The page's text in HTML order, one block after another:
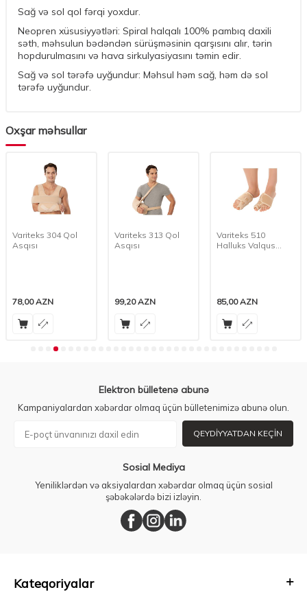
Sağ və sol qol fərqi yoxdur.
Neopren xüsusiyyətləri: Spiral halqalı 100% pambıq daxili
səth, məhsulun bədəndən sürüşməsinin qarşısını alır, tərin
hopdurulmasını və hava sirkulyasiyasını təmin edir.
Sağ və sol tərəfə uyğundur: Məhsul həm sağ, həm də sol
tərəfə uyğundur.
Oxşar məhsullar
Variteks 304 Qol
Asqısı
78,00AZN
Variteks 313 Qol
Asqısı
99,20AZN
Variteks 510
Halluks Valqus
85,00AZN
Elektron bülletenə abunə
Kampaniyalardan xəbərdar olmaq üçün bülletenimizə abunə olun.
QEYDIYYATDAN KEÇIN
Sosial Mediya
Yeniliklərdən və aksiyalardan xəbərdar olmaq üçün sosial
şəbəkələrdə bizi izləyin.
Kateqoriyalar